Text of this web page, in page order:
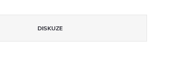
DISKUZE